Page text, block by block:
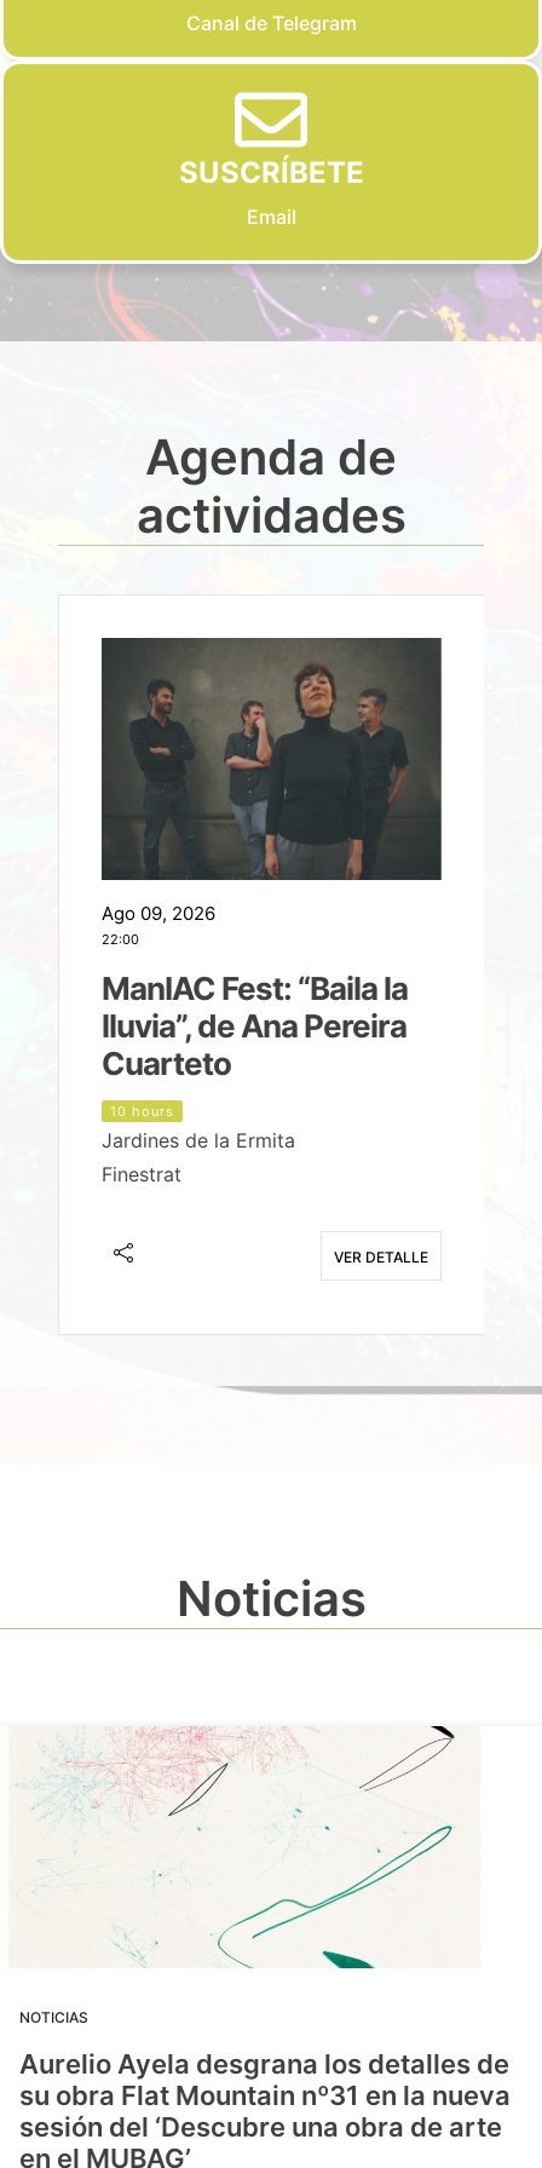
Canal de Telegram
SUSCRÍBETE
Email
Agenda de
actividades
Ago 09, 2026
22:00
ManIAC Fest: “Baila la
lluvia”, de Ana Pereira
Cuarteto
10 hours
Jardines de la Ermita
Finestrat
VER DETALLE
Noticias
NOTICIAS
Aurelio Ayela desgrana los detalles de
su obra Flat Mountain nº31 en la nueva
sesión del ‘Descubre una obra de arte
en el MUBAG’